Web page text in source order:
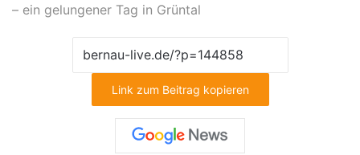
– ein gelungener Tag in Grüntal
Link zum Beitrag kopieren